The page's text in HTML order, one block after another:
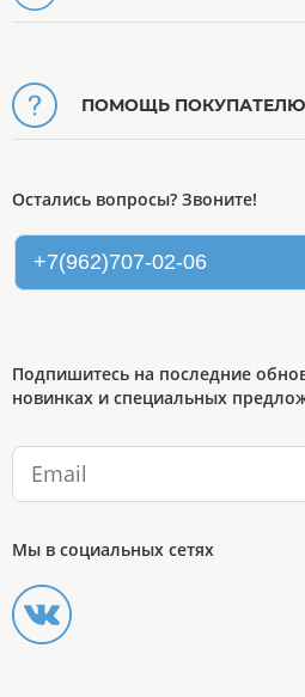
ПОМОЩЬ ПОКУПАТЕЛЮ
Остались вопросы? Звоните!
+7(962)707-02-06
Подпишитесь на последние
новинках и специальных
Мы в социальных сетях